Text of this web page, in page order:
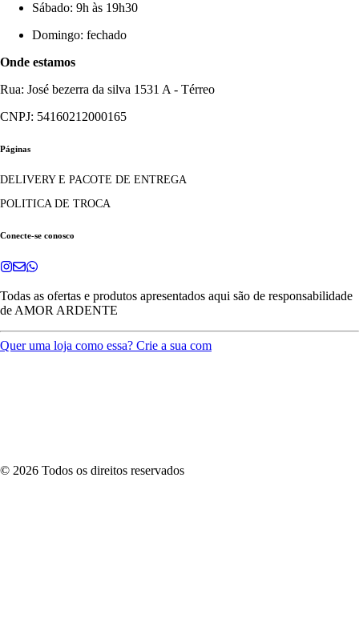
Sábado: 9h às 19h30
Domingo: fechado
Onde estamos
Rua: José bezerra da silva 1531 A - Térreo
CNPJ: 54160212000165
Páginas
DELIVERY E PACOTE DE ENTREGA
POLITICA DE TROCA
Conecte-se conosco
Todas as ofertas e produtos apresentados aqui são de responsabilidade
de AMOR ARDENTE
Quer uma loja como essa? Crie a sua com
© 2026 Todos os direitos reservados